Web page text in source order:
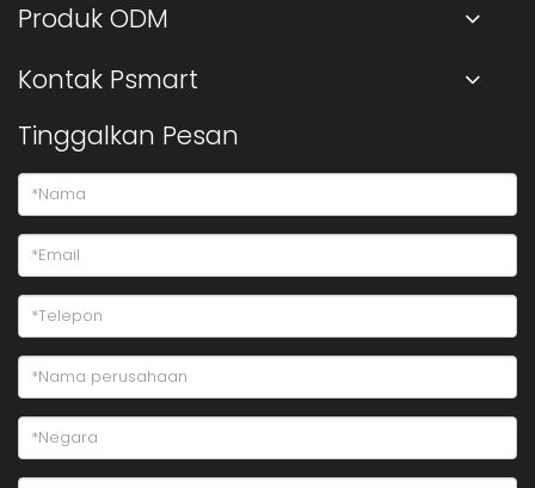
Produk ODM
Kontak Psmart
Tinggalkan Pesan